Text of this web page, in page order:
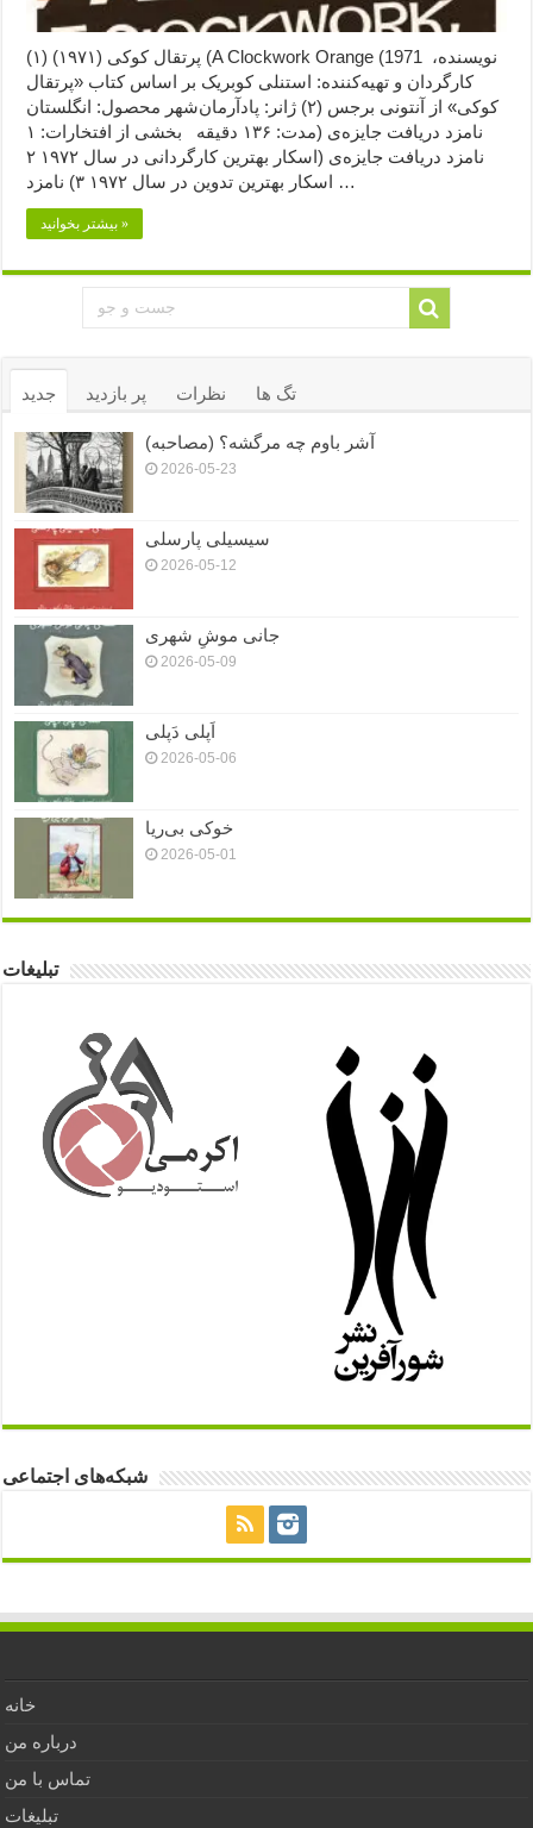
پرتقال کوکی (۱۹۷۱) (۱) (A Clockwork Orange (1971 نویسنده،
کارگردان و تهیه‌کننده: استنلی کوبریک بر اساس کتاب «پرتقال
کوکی» از آنتونی برجس (۲) ژانر: پادآرمان‌شهر محصول: انگلستان
مدت: ۱۳۶ دقیقه بخشی از افتخارات: ۱) نامزد دریافت جایزه‌ی
اسکار بهترین کارگردانی در سال ۱۹۷۲ ۲) نامزد دریافت جایزه‌ی
اسکار بهترین تدوین در سال ۱۹۷۲ ۳) نامزد …
بیشتر بخوانید »
جدید پر بازدید نظرات تگ ها
آشر باوم چه مرگشه؟ (مصاحبه)
2026-05-23
سیسیلی پارسلی
2026-05-12
جانی موشِ شهری
2026-05-09
اَپلی دَپلی
2026-05-06
خوکی بی‌ریا
2026-05-01
تبلیغات
شبکه‌های اجتماعی
خانه
درباره من
تماس با من
تبلیغات